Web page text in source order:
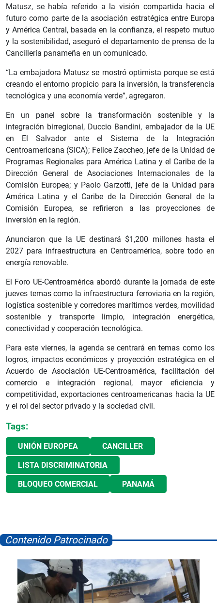
Matusz, se había referido a la visión compartida hacia el
futuro como parte de la asociación estratégica entre Europa
y América Central, basada en la confianza, el respeto mutuo
y la sostenibilidad, aseguró el departamento de prensa de la
Cancillería panameña en un comunicado.
“La embajadora Matusz se mostró optimista porque se está
creando el entorno propicio para la inversión, la transferencia
tecnológica y una economía verde”, agregaron.
En un panel sobre la transformación sostenible y la
integración birregional, Duccio Bandini, embajador de la UE
en El Salvador ante el Sistema de la Integración
Centroamericana (SICA); Felice Zaccheo, jefe de la Unidad de
Programas Regionales para América Latina y el Caribe de la
Dirección General de Asociaciones Internacionales de la
Comisión Europea; y Paolo Garzotti, jefe de la Unidad para
América Latina y el Caribe de la Dirección General de la
Comisión Europea, se refirieron a las proyecciones de
inversión en la región.
Anunciaron que la UE destinará $1,200 millones hasta el
2027 para infraestructura en Centroamérica, sobre todo en
energía renovable.
El Foro UE-Centroamérica abordó durante la jornada de este
jueves temas como la infraestructura ferroviaria en la región,
logística sostenible y corredores marítimos verdes, movilidad
sostenible y transporte limpio, integración energética,
conectividad y cooperación tecnológica.
Para este viernes, la agenda se centrará en temas como los
logros, impactos económicos y proyección estratégica en el
Acuerdo de Asociación UE-Centroamérica, facilitación del
comercio e integración regional, mayor eficiencia y
competitividad, exportaciones centroamericanas hacia la UE
y el rol del sector privado y la sociedad civil.
Tags:
UNIÓN EUROPEA CANCILLER
LISTA DISCRIMINATORIA
BLOQUEO COMERCIAL PANAMÁ
Contenido Patrocinado